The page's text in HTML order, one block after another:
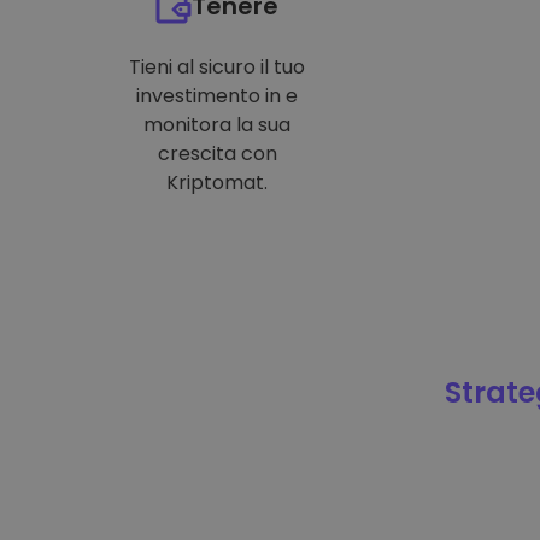
Tieni al sicuro il tuo
investimento in e
monitora la sua
crescita con
Kriptomat.